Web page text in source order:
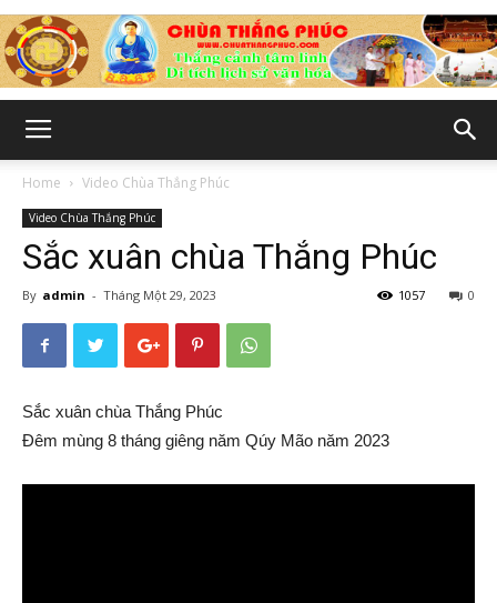
Phúc
-
Home Video Chùa Thắng Phúc
Video Chùa Thắng Phúc
Sắc xuân chùa Thắng Phúc
By admin - Tháng Một 29, 2023 0
1057
Sắc xuân chùa Thắng Phúc
Đêm mùng 8 tháng giêng năm Qúy Mão năm 2023